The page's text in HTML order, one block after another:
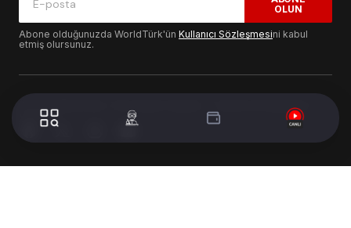
OLUN
Abone olduğunuzda WorldTürk'ün Kullanıcı Sözleşmesini kabul
etmiş olursunuz.
© 2024 WorldTurk. Tüm Hakları Saklıdır. - Tasarım & Geliştirme :
Volion's